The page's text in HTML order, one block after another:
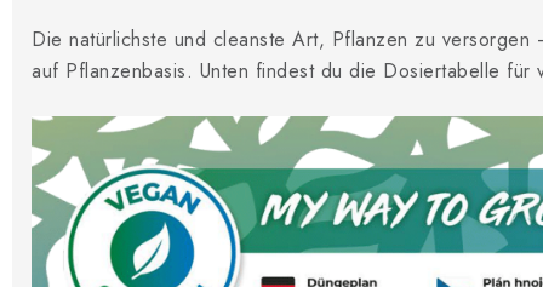
Die natürlichste und cleanste Art, Pflanzen zu
auf Pflanzenbasis. Unten findest du die Dosiertabelle für